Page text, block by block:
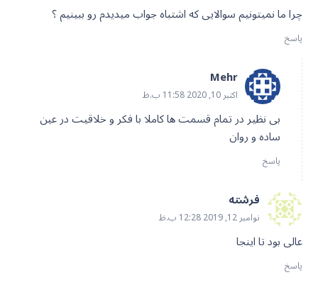
چرا ما نمیتونیم سوالایی که اشتباه جواب میدیدم رو ببینیم ؟
پاسخ
Mehr
اکتبر 10, 2020 11:58 ب.ظ
بی نظیر در تمام قسمت ها کاملا با فکر و خلاقیت در عین
ساده و روان
پاسخ
فرشته
نوامبر 12, 2019 12:28 ب.ظ
عالی بود تا اینجا
پاسخ